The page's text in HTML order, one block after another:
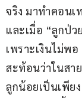
จริง มาทำคอนเ
และเมื่อ “ลูกป่ว
เพราะเงินไม่พ
สะท้อนว่าในสา
ลูกน้อยเป็นเพีย